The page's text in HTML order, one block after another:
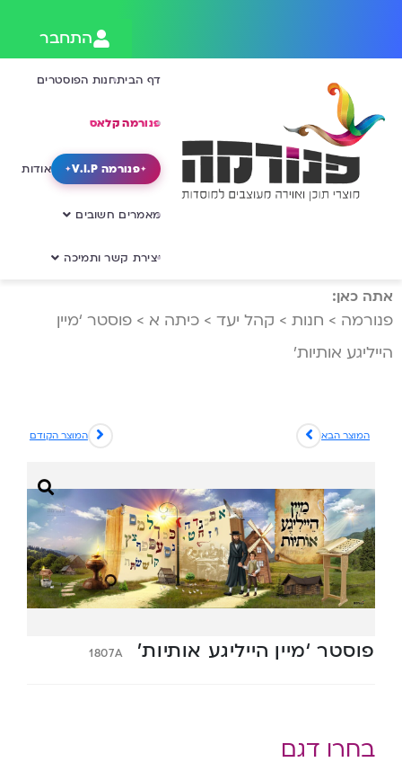
התחבר
דף הביתחנות הפוסטרים
פנורמה קלאס
פנורמה V.I.P אודות
מאמרים חשובים
יצירת קשר ותמיכה
אתה כאן:
פנורמה > חנות > קהל יעד > כיתה א > פוסטר ‘מיין
הייליגע אותיות’
המוצר הקודם המוצר הבא
פוסטר ‘מיין הייליגע אותיות’ 1807A
בחרו דגם